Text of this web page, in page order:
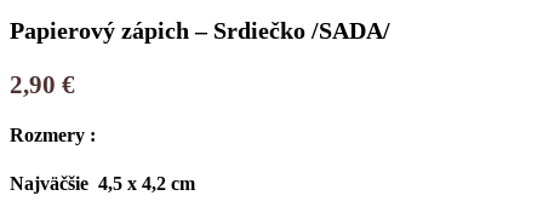
Papierový zápich – Srdiečko /SADA/
2,90 €
Rozmery :
Najväčšie 4,5 x 4,2 cm